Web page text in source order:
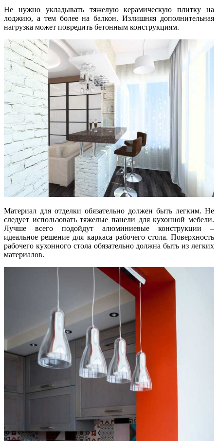
Не нужно укладывать тяжелую керамическую плитку на
лоджию, а тем более на балкон. Излишняя дополнительная
нагрузка может повредить бетонным конструкциям.
Материал для отделки обязательно должен быть легким. Не
следует использовать тяжелые панели для кухонной мебели.
Лучше всего подойдут алюминиевые конструкции –
идеальное решение для каркаса рабочего стола. Поверхность
рабочего кухонного стола обязательно должна быть из легких
материалов.